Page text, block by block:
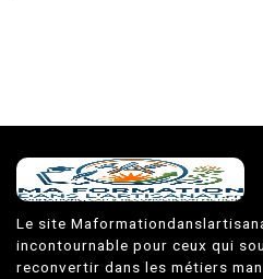
Le site
incontournable pour ceux qui
reconvertir dans les métiers